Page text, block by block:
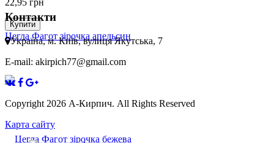
22,95 грн
Купити
Цегла Фагот зірочка апельсин
Контакти
Україна, м. Київ, вулиця Якутська, 7
E-mail: akirpich77@gmail.com
Copyright 2026 А-Кирпич. All Rights Reserved
Карта сайту